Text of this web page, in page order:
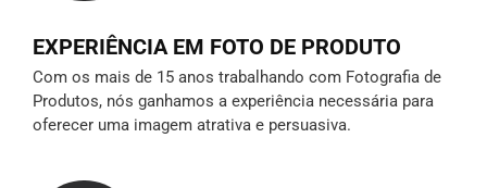
EXPERIÊNCIA EM FOTO DE PRODUTO
Com os mais de 15 anos trabalhando com Fotografia de
Produtos, nós ganhamos a experiência necessária para
oferecer uma imagem atrativa e persuasiva.